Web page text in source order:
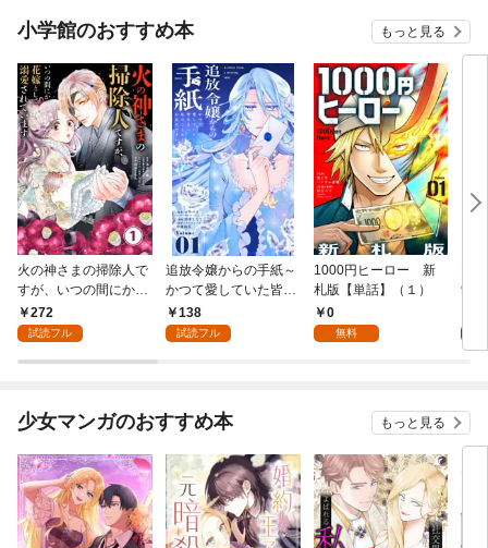
小学館のおすすめ本 もっと見る
火の神さまの掃除人で
すが、いつの間にか花
嫁として溺愛されてい
ます【単話】（１）
272
試読フル
追放令嬢からの手紙～
かつて愛していた皆さ
まへ 私のことなどお忘
れですか？～【単話】
138
試読フル
1000円ヒーロー 新
札版【単話】（１）
0
無料
9.5
少女マンガのおすすめ本 もっと見る